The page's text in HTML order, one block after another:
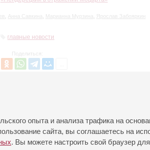
опыта и анализа трафика на
сайта, вы соглашаетесь на
. Вы можете настроить свой браузер
Анна Савкина Марианна Мурзина Ярослав Забояркин
главные новости
Поделиться: